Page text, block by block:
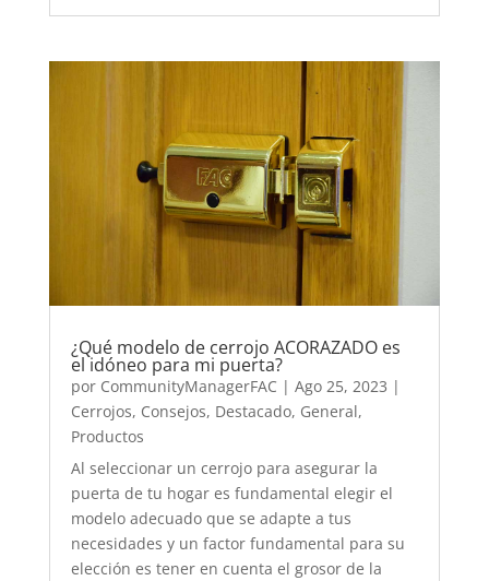
¿Qué modelo de cerrojo ACORAZADO es
el idóneo para mi puerta?
por CommunityManagerFAC | Ago 25, 2023 |
Cerrojos, Consejos, Destacado, General,
Productos
Al seleccionar un cerrojo para asegurar la
puerta de tu hogar es fundamental elegir el
modelo adecuado que se adapte a tus
necesidades y un factor fundamental para su
elección es tener en cuenta el grosor de la